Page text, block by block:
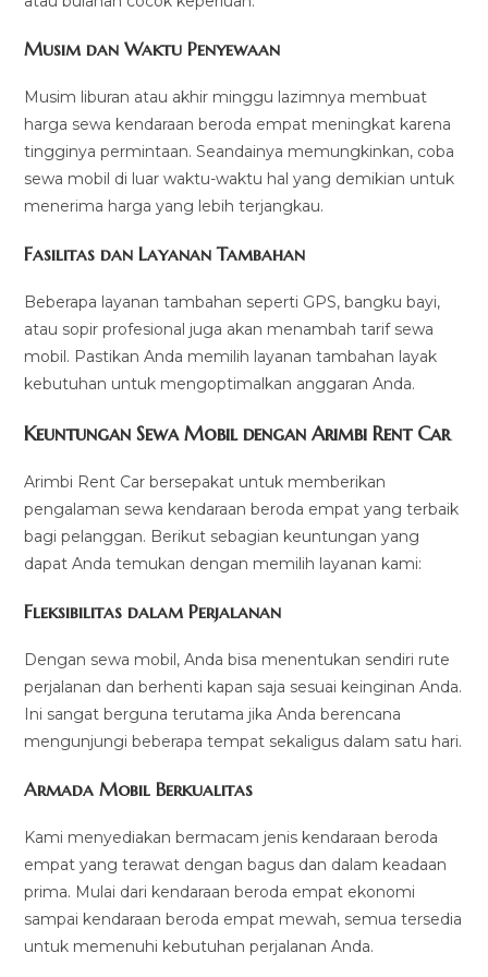
Musim dan Waktu Penyewaan
Musim liburan atau akhir minggu lazimnya membuat
harga sewa kendaraan beroda empat meningkat karena
tingginya permintaan. Seandainya memungkinkan, coba
sewa mobil di luar waktu-waktu hal yang demikian untuk
menerima harga yang lebih terjangkau.
Fasilitas dan Layanan Tambahan
Beberapa layanan tambahan seperti GPS, bangku bayi,
atau sopir profesional juga akan menambah tarif sewa
mobil. Pastikan Anda memilih layanan tambahan layak
kebutuhan untuk mengoptimalkan anggaran Anda.
Keuntungan Sewa Mobil dengan Arimbi Rent Car
Arimbi Rent Car bersepakat untuk memberikan
pengalaman sewa kendaraan beroda empat yang terbaik
bagi pelanggan. Berikut sebagian keuntungan yang
dapat Anda temukan dengan memilih layanan kami:
Fleksibilitas dalam Perjalanan
Dengan sewa mobil, Anda bisa menentukan sendiri rute
perjalanan dan berhenti kapan saja sesuai keinginan Anda.
Ini sangat berguna terutama jika Anda berencana
mengunjungi beberapa tempat sekaligus dalam satu hari.
Armada Mobil Berkualitas
Kami menyediakan bermacam jenis kendaraan beroda
empat yang terawat dengan bagus dan dalam keadaan
prima. Mulai dari kendaraan beroda empat ekonomi
sampai kendaraan beroda empat mewah, semua tersedia
untuk memenuhi kebutuhan perjalanan Anda.